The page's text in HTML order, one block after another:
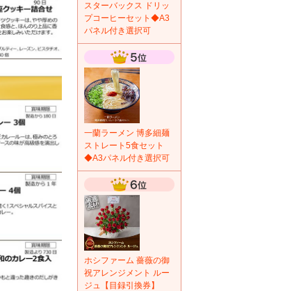
スターバックス ドリッ
プコーヒーセット◆A3
パネル付き選択可
一蘭ラーメン 博多細麺
ストレート5食セット
◆A3パネル付き選択可
ホシファーム 薔薇の御
祝アレンジメント ルー
ジュ【目録引換券】